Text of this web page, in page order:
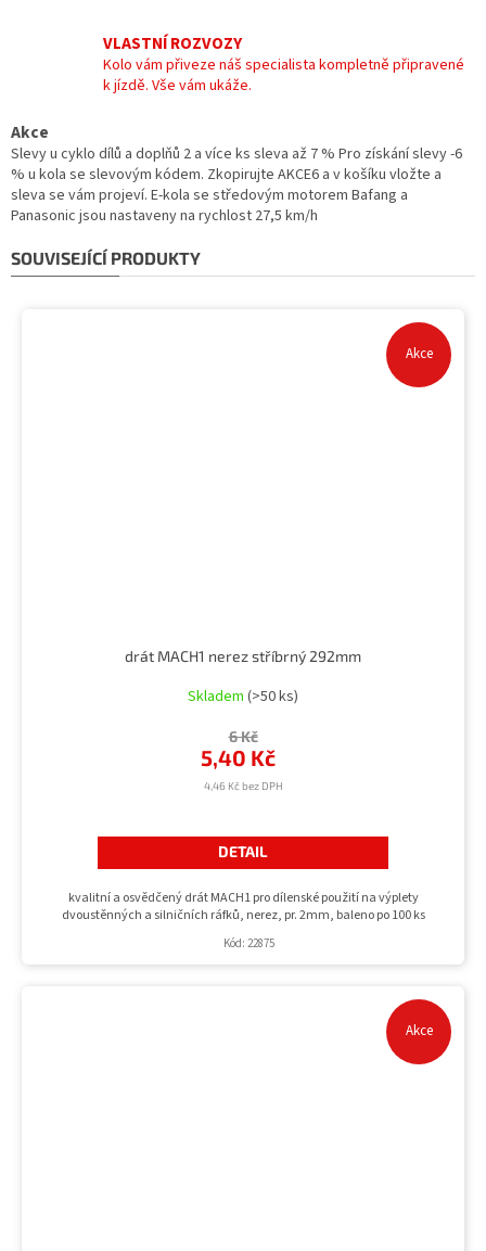
VLASTNÍ ROZVOZY
Kolo vám přiveze náš specialista kompletně připravené
k jízdě. Vše vám ukáže.
Akce
Slevy u cyklo dílů a doplňů 2 a více ks sleva až 7 % Pro získání slevy -6
% u kola se slevovým kódem. Zkopirujte AKCE6 a v košíku vložte a
sleva se vám projeví. E-kola se středovým motorem Bafang a
Panasonic jsou nastaveny na rychlost 27,5 km/h
SOUVISEJÍCÍ PRODUKTY
Akce
drát MACH1 nerez stříbrný 292mm
Skladem (>50 ks)
4,46 Kč bez DPH
5,40 Kč
6 Kč
DETAIL
kvalitní a osvědčený drát MACH1 pro dílenské použití na výplety
dvoustěnných a silničních ráfků, nerez, pr. 2mm, baleno po 100 ks
Kód: 22875
Akce